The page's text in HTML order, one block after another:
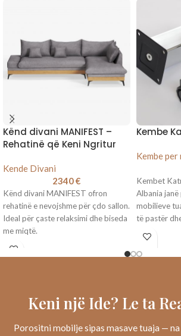
Kënd divani MANIFEST –
Rehatinë që Keni Ngritur
Kende Divani
2340€
Kënd divani MANIFEST ofron
rehatinë e nevojshme për çdo sallon.
Ideal për çaste relaksimi dhe biseda
me miqtë.
Kembe
Kembe
Kembet
Albania
mobilieve
të pastër
Keni një Ide? Le ta
Porositni mobilje sipas masave tuaja —